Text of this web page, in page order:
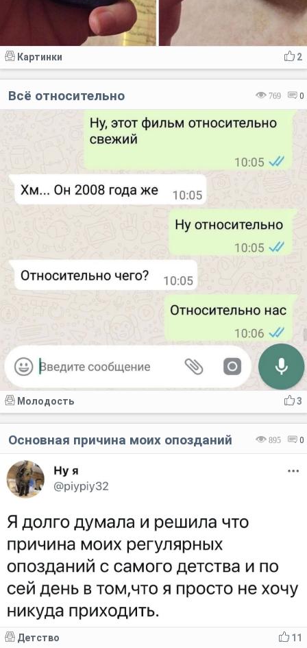
2
Картинки
769 0
Всё относительно
3
Молодость
895 0
Основная причина моих опозданий
11
Детство